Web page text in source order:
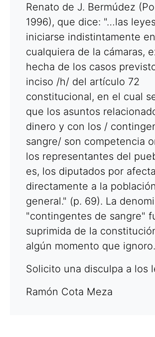
Renato de J. Bermúdez
1996), que dice: "…las
iniciarse indistintamente en
cualquiera de la cámaras,
hecha de los casos
inciso /h/ del artículo 72
constitucional, en el cual
que los asuntos
dinero y con los /
sangre/ son competencia
los representantes del
es, los diputados por
directamente a la
general." (p. 69). La
"contingentes de sangre"
suprimida de la
algún momento que ignoro.
Solicito una disculpa a los
Ramón Cota Meza